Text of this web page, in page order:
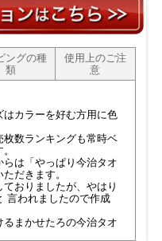
ングの種
類
使用上のご注
意
カラーを好む方用に色
数ランキングも常時ベ
は「やっぱり今治タオ
だきます。
おりましたが、やはり
言われましたので作成
まかせたろの今治タオ